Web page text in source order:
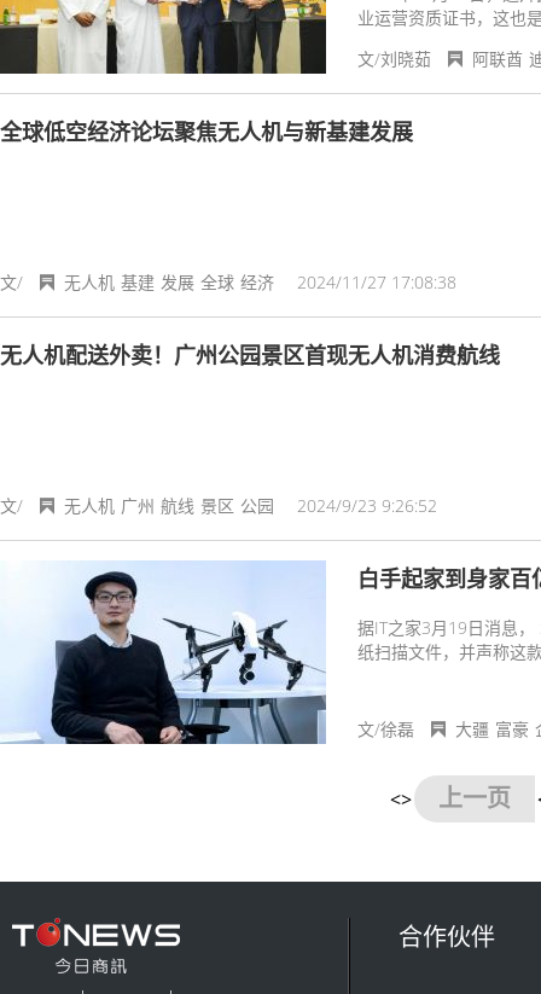
业运营资质证书，这也
文/刘晓茹
阿联酋
全球低空经济论坛聚焦无人机与新基建发展
文/ 2024/11/27 17:08:38
无人机 基建 发展 全球 经济
无人机配送外卖！广州公园景区首现无人机消费航线
文/ 2024/9/23 9:26:52
无人机 广州 航线 景区 公园
白手起家到身家
据IT之家3月19日消息，
纸扫描文件，并声称这
内的市场份额也达到了
文/徐磊 大疆 富豪
<> 上一页
合作伙伴